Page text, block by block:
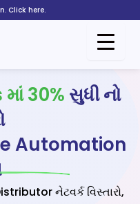
Click here.
30% સુધી નો
Automation
નેટવર્ક વિસ્તારો,